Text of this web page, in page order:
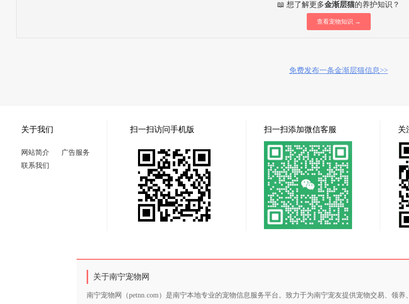
📖 想了解更多金渐层猫的养护知识？
查看宠物知识 →
免费发布一条金渐层猫信息>>
关于我们
网站简介
广告服务
联系我们
扫一扫访问手机版 扫一扫添加微信客服 关
关于南宁宠物网
南宁宠物网（petnn.com）是南宁本地专业的宠物信息服务平台。致力于为南宁宠友提供宠物交易、领